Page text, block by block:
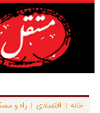
خانه | اقتصادی | راه و